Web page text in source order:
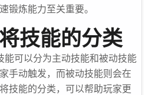
锻炼能力至关重要。
技能的分类
能可以分为主动技能和被动技能
手动触发，而被动技能则会在
技能的分类，可以帮助玩家更